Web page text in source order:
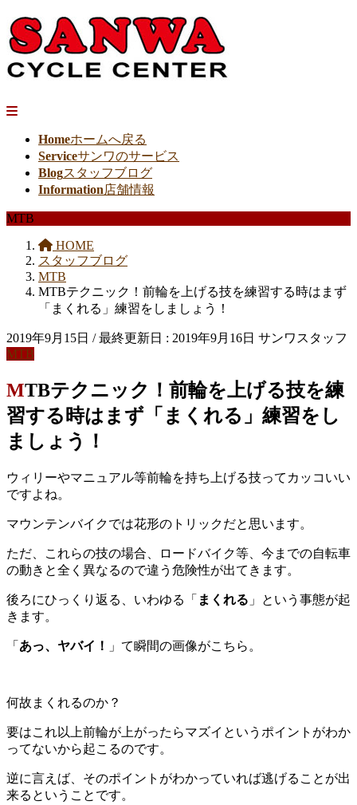
Homeホームへ戻る
Serviceサンワのサービス
Blogスタッフブログ
Information店舗情報
MTB
HOME
スタッフブログ
MTB
MTBテクニック！前輪を上げる技を練習する時はまず
「まくれる」練習をしましょう！
2019年9月15日 / 最終更新日 : 2019年9月16日 サンワスタッフ
MTB
MTBテクニック！前輪を上げる技を練
習する時はまず「まくれる」練習をし
ましょう！
ウィリーやマニュアル等前輪を持ち上げる技ってカッコいい
ですよね。
マウンテンバイクでは花形のトリックだと思います。
ただ、これらの技の場合、ロードバイク等、今までの自転車
の動きと全く異なるので違う危険性が出てきます。
後ろにひっくり返る、いわゆる「 まくれる 」という事態が起
きます。
「 あっ、ヤバイ！ 」て瞬間の画像がこちら。
何故まくれるのか？
要はこれ以上前輪が上がったらマズイというポイントがわか
ってないから起こるのです。
逆に言えば、そのポイントがわかっていれば逃げることが出
来るということです。